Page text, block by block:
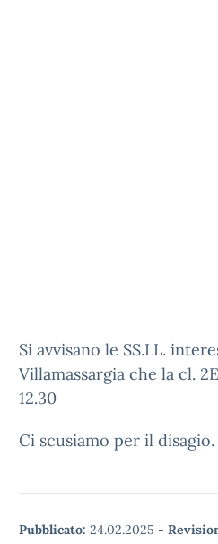
Si avvisano le SS.LL.
Villamassargia che la cl.
12.30
Ci scusiamo per il disagio.
Pubblicato: 24.02.2025 -